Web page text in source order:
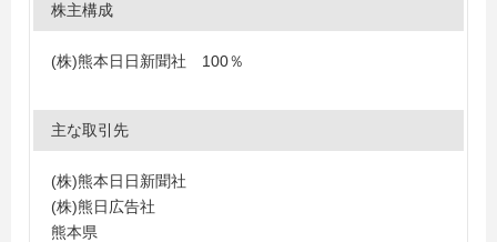
株主構成
(株)熊本日日新聞社 100％
主な取引先
(株)熊本日日新聞社
(株)熊日広告社
熊本県